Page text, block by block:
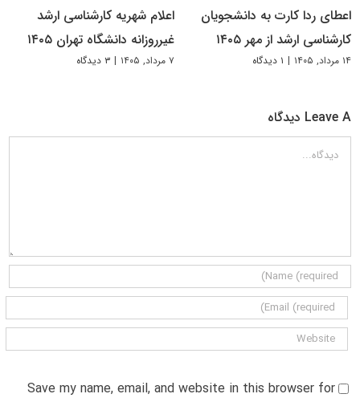
اعطای ردا کارت به دانشجویان
کارشناسی ارشد از مهر ۱۴۰۵
۱۴ مرداد, ۱۴۰۵ | ۱ دیدگاه
اعلام شهریه کارشناسی ارشد
غیرروزانه دانشگاه تهران ۱۴۰۵
۷ مرداد, ۱۴۰۵ | ۳ دیدگاه
Leave A دیدگاه
دیدگاه
Save my name, email, and website in this browser for